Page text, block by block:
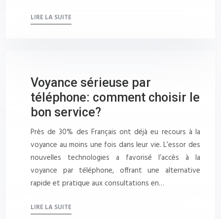
LIRE LA SUITE
Voyance sérieuse par
téléphone: comment choisir le
bon service?
Près de 30% des Français ont déjà eu recours à la
voyance au moins une fois dans leur vie. L’essor des
nouvelles technologies a favorisé l’accès à la
voyance par téléphone, offrant une alternative
rapide et pratique aux consultations en…
LIRE LA SUITE